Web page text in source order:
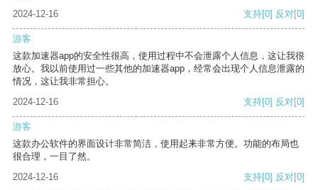
2024-12-16
支持[0] 反对[0]
游客
这款加速器app的安全性很高，使用过程中不会泄露个人信息，这让我很
放心。我以前使用过一些其他的加速器app，经常会出现个人信息泄露的
情况，这让我非常担心。
2024-12-16
支持[0] 反对[0]
游客
这款办公软件的界面设计非常简洁，使用起来非常方便。功能的布局也
很合理，一目了然。
2024-12-16
支持[0] 反对[0]